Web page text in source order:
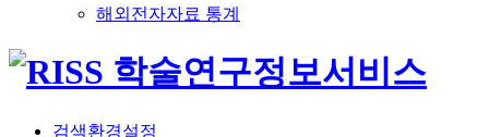
해외전자자료 통계
검색환경설정